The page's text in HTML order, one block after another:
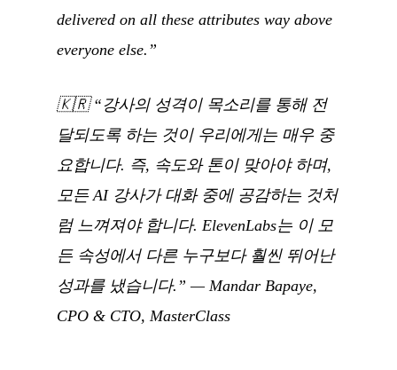
delivered on all these attributes way above
everyone else.”
🇰🇷“강사의 성격이 목소리를 통해 전
달되도록 하는 것이 우리에게는 매우 중
요합니다. 즉, 속도와 톤이 맞아야 하며,
모든 AI 강사가 대화 중에 공감하는 것처
럼 느껴져야 합니다. ElevenLabs는 이 모
든 속성에서 다른 누구보다 훨씬 뛰어난
성과를 냈습니다.” — Mandar Bapaye,
CPO & CTO, MasterClass